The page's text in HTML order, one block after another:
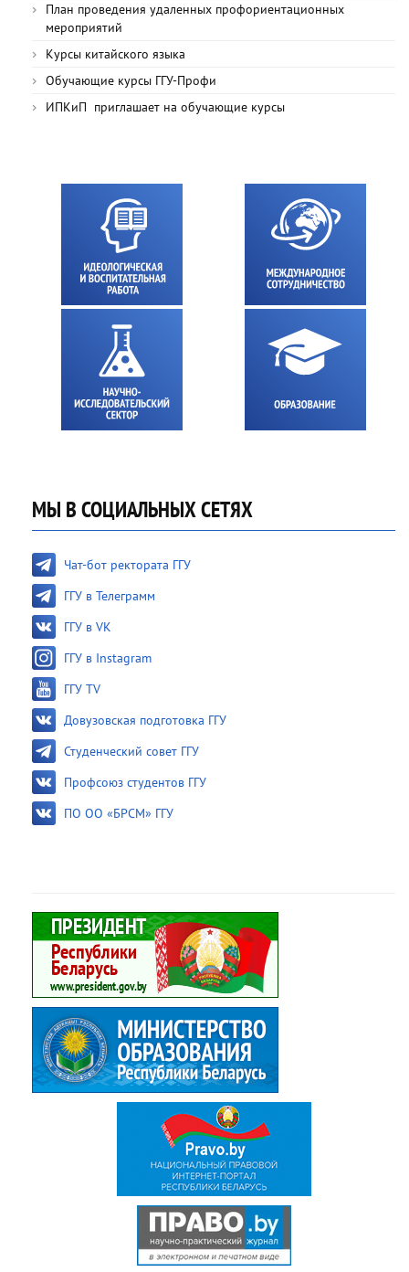
План проведения удаленных профориентационных
мероприятий
Курсы китайского языка
Обучающие курсы ГГУ-Профи
ИПКиП приглашает на обучающие курсы
МЫ В СОЦИАЛЬНЫХ СЕТЯХ
Чат-бот ректората ГГУ
ГГУ в Телеграмм
ГГУ в VK
ГГУ в Instagram
ГГУ TV
Довузовская подготовка ГГУ
Студенческий совет ГГУ
Профсоюз студентов ГГУ
ПО ОО «БРСМ» ГГУ